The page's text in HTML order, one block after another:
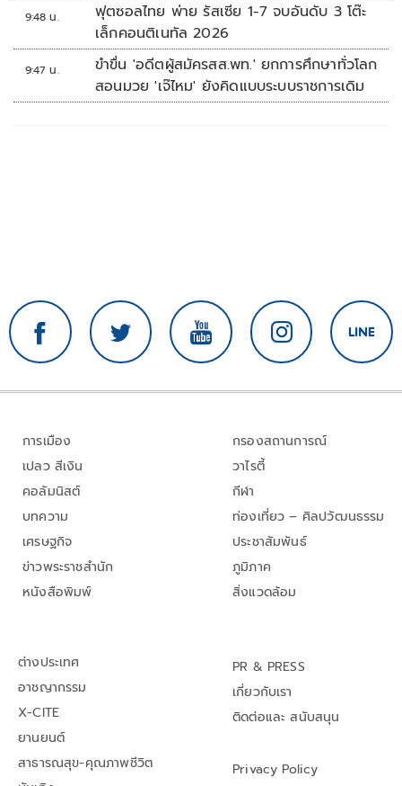
9:48 น.
ฟุตซอลไทย พ่าย รัสเซีย 1-7 จบอันดับ 3 โต๊ะ
เล็กคอนติเนทัล 2026
9:47 น.
ขำขื่น 'อดีตผู้สมัครสส.พท.' ยกการศึกษาทั่วโลก
สอนมวย 'เจ๊ไหม' ยังคิดแบบระบบราชการเดิม
การเมือง
เปลว สีเงิน
คอลัมนิสต์
บทความ
เศรษฐกิจ
ข่าวพระราชสำนัก
หนังสือพิมพ์
กรองสถานการณ์
วาไรตี้
กีฬา
ท่องเที่ยว – ศิลปวัฒนธรรม
ประชาสัมพันธ์
ภูมิภาค
สิ่งแวดล้อม
ต่างประเทศ
อาชญากรรม
X-CITE
ยานยนต์
สาธารณสุข-คุณภาพชีวิต
PR & PRESS
เกี่ยวกับเรา
ติดต่อและ สนับสนุน
Privacy Policy